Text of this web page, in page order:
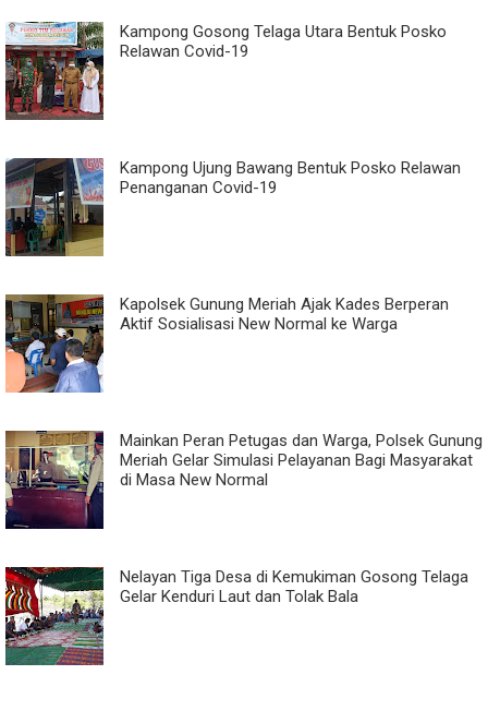
Kampong Gosong Telaga Utara Bentuk Posko
Relawan Covid-19
Kampong Ujung Bawang Bentuk Posko Relawan
Penanganan Covid-19
Kapolsek Gunung Meriah Ajak Kades Berperan
Aktif Sosialisasi New Normal ke Warga
Mainkan Peran Petugas dan Warga, Polsek Gunung
Meriah Gelar Simulasi Pelayanan Bagi Masyarakat
di Masa New Normal
Nelayan Tiga Desa di Kemukiman Gosong Telaga
Gelar Kenduri Laut dan Tolak Bala